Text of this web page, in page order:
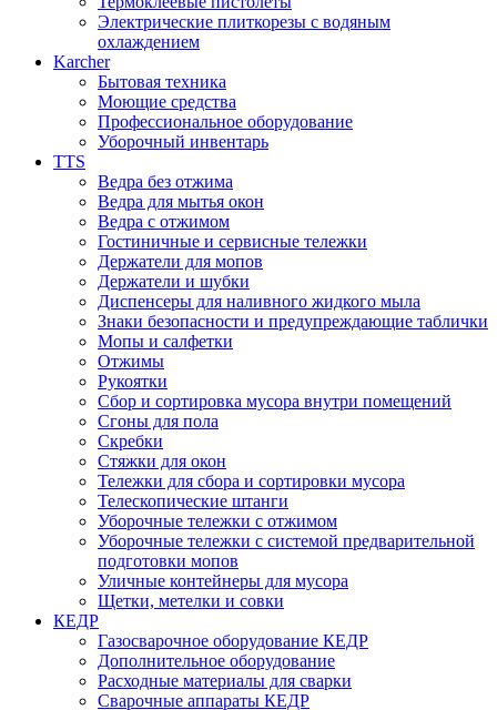
Электрические плиткорезы с водяным
охлаждением
Karcher
Бытовая техника
Моющие средства
Профессиональное оборудование
Уборочный инвентарь
TTS
Ведра без отжима
Ведра для мытья окон
Ведра с отжимом
Гостиничные и сервисные тележки
Держатели для мопов
Держатели и шубки
Диспенсеры для наливного жидкого мыла
Знаки безопасности и предупреждающие таблички
Мопы и салфетки
Отжимы
Рукоятки
Сбор и сортировка мусора внутри помещений
Сгоны для пола
Скребки
Стяжки для окон
Тележки для сбора и сортировки мусора
Телескопические штанги
Уборочные тележки с отжимом
Уборочные тележки с системой предварительной
подготовки мопов
Уличные контейнеры для мусора
Щетки, метелки и совки
КЕДР
Газосварочное оборудование КЕДР
Дополнительное оборудование
Расходные материалы для сварки
Сварочные аппараты КЕДР